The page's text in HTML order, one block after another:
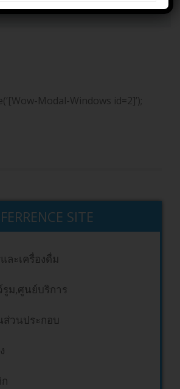
Modal-Windows id=2]’);
SITE
ละเครื่องดื่ม
รูม,ศูนย์บริการ
วนประกอบ